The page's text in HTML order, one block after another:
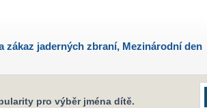
zákaz jaderných zbraní, Mezinárodní den
pro výběr jména dítě.